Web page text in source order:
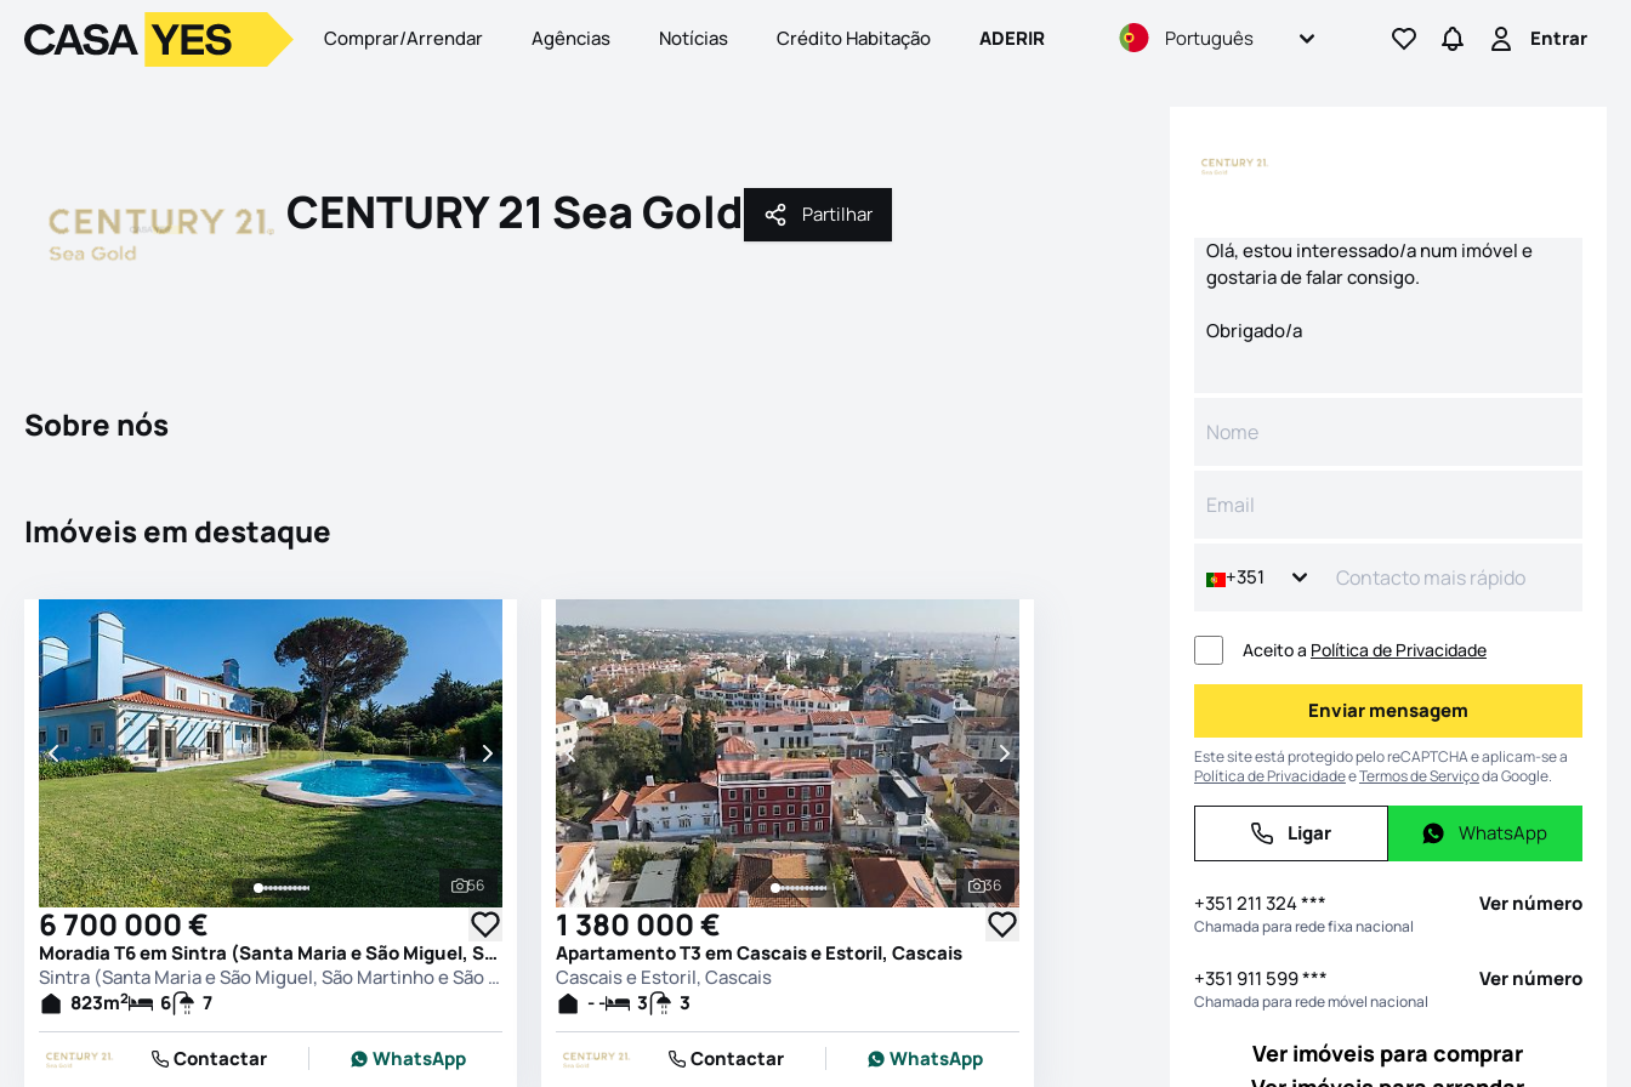
LogoIr para a homepage Comprar/Arrendar Agências Notícias Crédito Habitação ADERIR Português Ir para os favoritos
Ir para pesquisas
Entrar
Entrar
CENTURY 21 Sea Gold Partilhar
Partilhar
Sobre nós
Imóveis em destaque
Ver todas as fotografias
56
6 700 000 €
Moradia T6 em Sintra (Santa Maria e São Miguel, São Martinho e São Pedro de Penaferrim), Sintra
Sintra (Santa Maria e São Miguel, São Martinho e São Pedro de Penaferrim), Sintra
823m2 6 7
Contactar WhatsApp
Ver todas as fotografias
36
1 380 000 €
Apartamento T3 em Cascais e Estoril, Cascais
Cascais e Estoril, Cascais
- -
3 3
Contactar WhatsApp
+351
Aceito a Política de Privacidade
Enviar mensagem
Enviar mensagem
Este site está protegido pelo reCAPTCHA e aplicam-se a
Política de PrivacidadeeTermos de Serviçoda Google.
Ligar
Ligar WhatsApp
WhatsApp
+351 211 324 *** Ver número
Chamada para rede fixa nacional
+351 911 599 *** Ver número
Chamada para rede móvel nacional
Ver imóveis para comprar